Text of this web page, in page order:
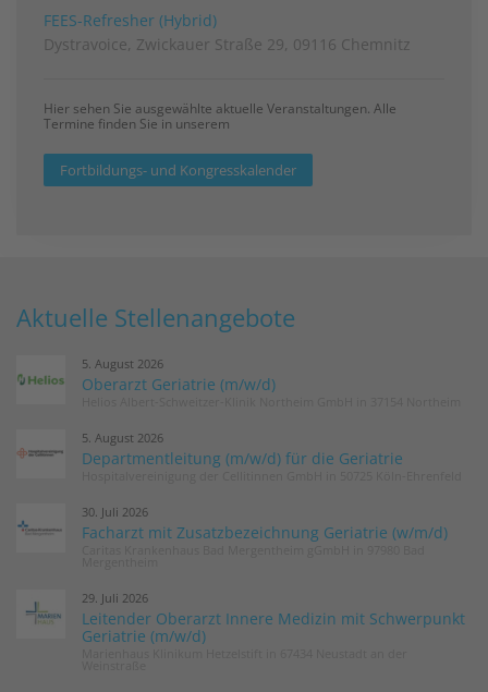
FEES-Refresher (Hybrid)
Dystravoice, Zwickauer Straße 29, 09116 Chemnitz
Hier sehen Sie ausgewählte aktuelle Veranstaltungen. Alle
Termine finden Sie in unserem
Fortbildungs- und Kongresskalender
Aktuelle Stellenangebote
5. August 2026
Oberarzt Geriatrie (m/w/d)
5. August 2026
Departmentleitung (m/w/d) für die Geriatrie
30. Juli 2026
Facharzt mit Zusatzbezeichnung Geriatrie (w/m/d)
29. Juli 2026
Leitender Oberarzt Innere Medizin mit Schwerpunkt
Geriatrie (m/w/d)